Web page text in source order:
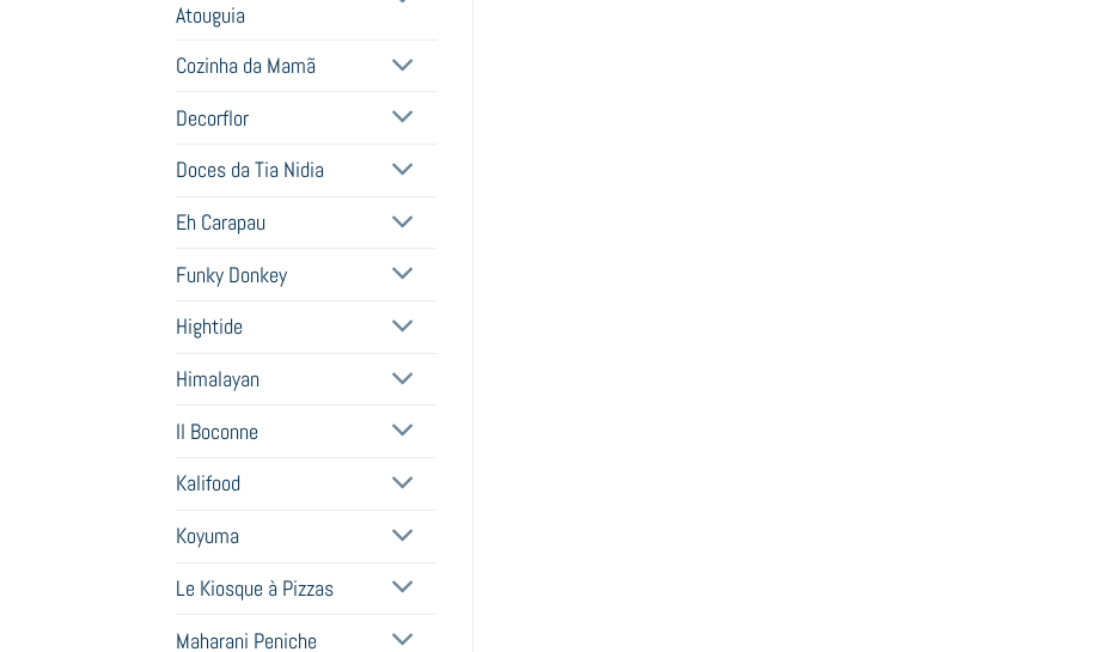
Atouguia
Cozinha da Mamã
Decorflor
Doces da Tia Nidia
Eh Carapau
Funky Donkey
Hightide
Himalayan
Il Boconne
Kalifood
Koyuma
Le Kiosque à Pizzas
Maharani Peniche